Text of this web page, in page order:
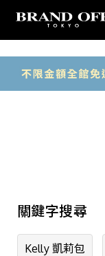
中古名牌業界No.1的
登入/註
關鍵字搜尋
Kelly 凱莉包
商品類別
一般珠寶
衣物